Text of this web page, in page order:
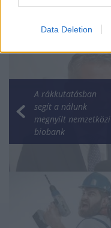
Data Deletion
A rákkutatásban
segít a nálunk
megnyílt nemzetközi
biobank